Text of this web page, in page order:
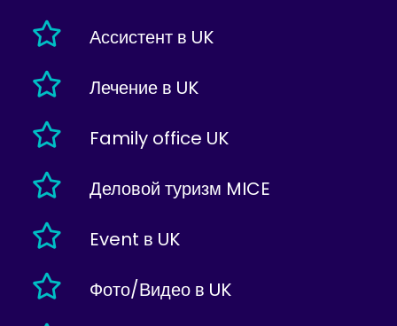
Ассистент в UK
Лечение в UK
Family office UK
Деловой туризм MICE
Event в UK
Фото/Видео в UK